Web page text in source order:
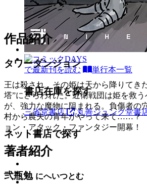
で最新刊を読む 単行本一覧
書店在庫を探す
三省堂書店 丸善ジュンク堂書
ネット書店で探す
作品紹介
タワーダンジョン
王は殺され、その姫は天から降りてき
塔”にさらわれた。近衛戦団は姫を救う
が、強力な魔物に阻まれる。負傷者の
村から農夫の青年がやって来て……？
ョン・アタック・ファンタジー開幕！
著者紹介
弐瓶勉 にへいつとむ